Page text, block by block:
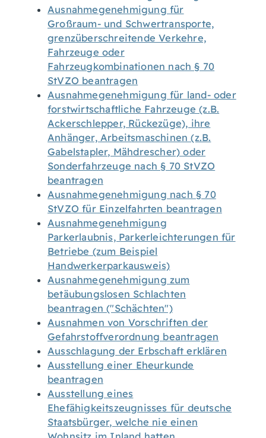
Ausnahmegenehmigung für
Großraum- und Schwertransporte,
grenzüberschreitende Verkehre,
Fahrzeuge oder
Fahrzeugkombinationen nach § 70
StVZO beantragen
Ausnahmegenehmigung für land- oder
forstwirtschaftliche Fahrzeuge (z.B.
Ackerschlepper, Rückezüge), ihre
Anhänger, Arbeitsmaschinen (z.B.
Gabelstapler, Mähdrescher) oder
Sonderfahrzeuge nach § 70 StVZO
beantragen
Ausnahmegenehmigung nach § 70
StVZO für Einzelfahrten beantragen
Ausnahmegenehmigung
Parkerlaubnis, Parkerleichterungen für
Betriebe (zum Beispiel
Handwerkerparkausweis)
Ausnahmegenehmigung zum
betäubungslosen Schlachten
beantragen ("Schächten")
Ausnahmen von Vorschriften der
Gefahrstoffverordnung beantragen
Ausschlagung der Erbschaft erklären
Ausstellung einer Eheurkunde
beantragen
Ausstellung eines
Ehefähigkeitszeugnisses für deutsche
Staatsbürger, welche nie einen